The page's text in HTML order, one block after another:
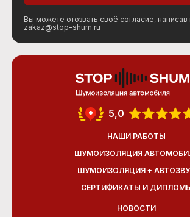
Вы можете отозвать своё согласие, написав
zakaz@stop-shum.ru
5,0
НАШИ РАБОТЫ
ШУМОИЗОЛЯЦИЯ
ШУМОИЗОЛЯЦИЯ +
СЕРТИФИКАТЫ И
НОВОСТИ